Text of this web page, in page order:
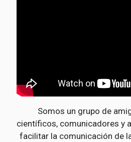
Somos un grupo de
científicos, comunicadores y
facilitar la comunicación de